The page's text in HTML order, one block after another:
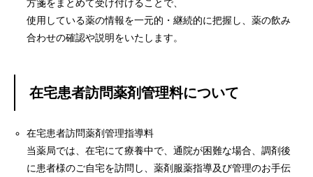
方箋をまとめて受け付けることで、
使用している薬の情報を一元的・継続的に把握し、薬の飲み
合わせの確認や説明をいたします。
在宅患者訪問薬剤管理料について
在宅患者訪問薬剤管理指導料
当薬局では、在宅にて療養中で、通院が困難な場合、調剤後
に患者様のご自宅を訪問し、薬剤服薬指導及び管理のお手伝